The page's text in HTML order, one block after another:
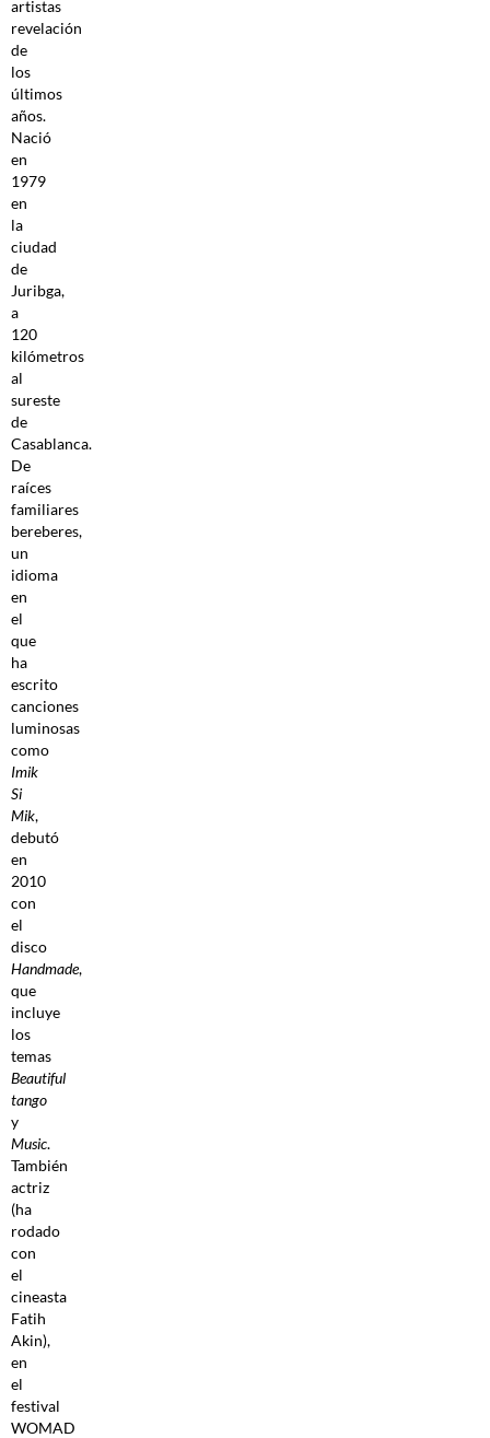
artistas
revelación
de
los
últimos
años.
Nació
en
1979
en
la
ciudad
de
Juribga,
a
120
kilómetros
al
sureste
de
Casablanca.
De
raíces
familiares
bereberes,
un
idioma
en
el
que
ha
escrito
canciones
luminosas
como
Imik
Si
Mik,
debutó
en
2010
con
el
disco
Handmade,
que
incluye
los
temas
Beautiful
tango
y
Music.
También
actriz
(ha
rodado
con
el
cineasta
Fatih
Akin),
en
el
festival
WOMAD